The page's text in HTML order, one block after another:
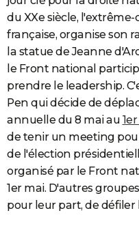
du XXe siècle,
française, organise son
la statue de Jeanne
le Front national
prendre le leadership.
Pen qui décide de
annuelle du 8 mai au
de tenir un meeting
de l'élection
organisé par le Front
1er mai. D'autres
pour leur part, de défiler